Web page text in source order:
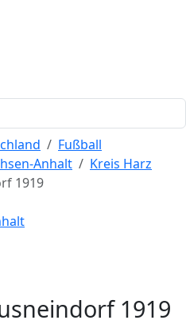
Fußball
Anhalt
Kreis Harz
1919
1919